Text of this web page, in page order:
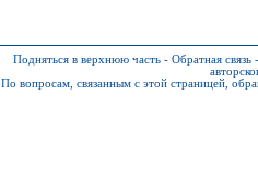
Подняться в верхнюю часть - Обратная связь -
По вопросам, связанным с этой страницей,